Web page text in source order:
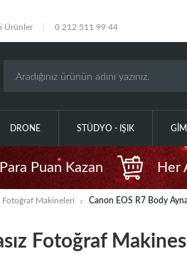
Ürünler 0 212 511 99 44
DRONE STÜDYO - IŞIK
Puan Kazan Her
Fotoğraf Makineleri Canon EOS R7 Body
Fotoğraf